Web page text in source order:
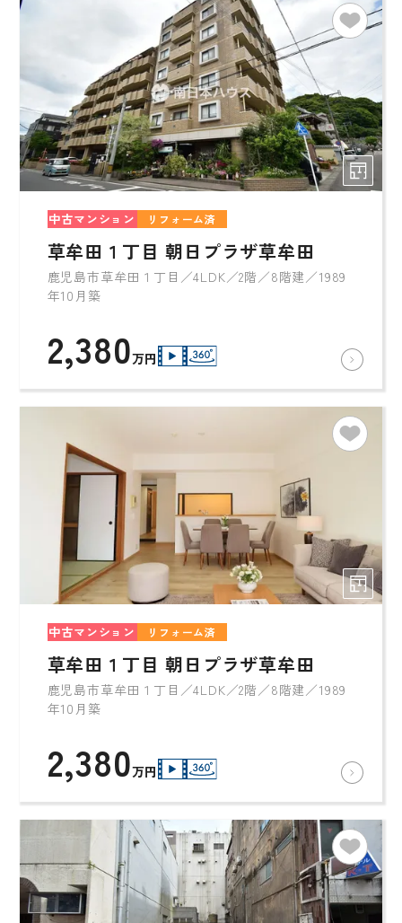
中古マンション リフォーム済
草牟田１丁目 朝日プラザ草牟田
鹿児島市草牟田１丁目／4LDK／2階／8階建／1989
年10月築
2,380万円
中古マンション リフォーム済
草牟田１丁目 朝日プラザ草牟田
鹿児島市草牟田１丁目／4LDK／2階／8階建／1989
年10月築
2,380万円